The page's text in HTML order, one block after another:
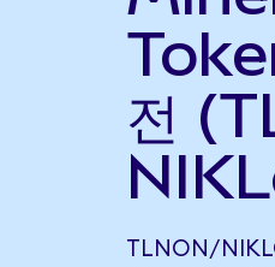
전
TLNON/